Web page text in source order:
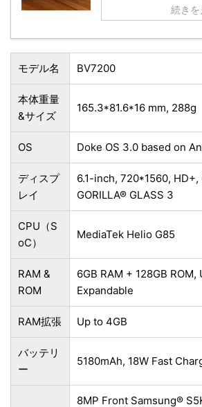
続きを
モデル名 BV7200
本体重量
&サイズ
165.3*81.6*16 mm, 288g
OS Doke OS 3.0 based on
ディスプ
レイ
6.1-inch, 720*1560, HD+,
GORILLA® GLASS 3
CPU（S
oC）
MediaTek Helio G85
RAM &
ROM
6GB RAM + 128GB ROM,
Expandable
RAM拡張 Up to 4GB
バッテリ
ー
5180mAh, 18W Fast
8MP Front Samsung®